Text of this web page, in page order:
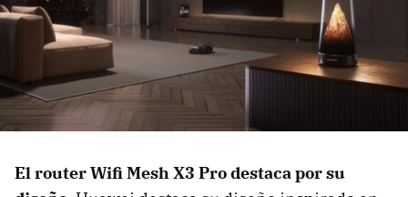
El router Wifi Mesh X3 Pro destaca por su